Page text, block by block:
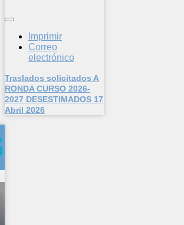
Imprimir
Correo
electrónico
Traslados solicitados A
RONDA CURSO 2026-
2027 DESESTIMADOS 17
Abril 2026